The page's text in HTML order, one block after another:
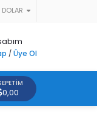
DOLAR
/ Üye Ol
0,00